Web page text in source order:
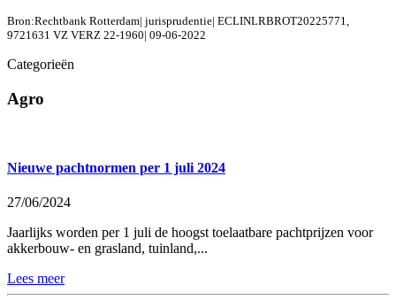
Bron:Rechtbank Rotterdam| jurisprudentie| ECLINLRBROT20225771,
9721631 VZ VERZ 22-1960| 09-06-2022
Categorieën
Agro
Nieuwe pachtnormen per 1 juli 2024
27/06/2024
Jaarlijks worden per 1 juli de hoogst toelaatbare pachtprijzen voor
akkerbouw- en grasland, tuinland,...
Lees meer